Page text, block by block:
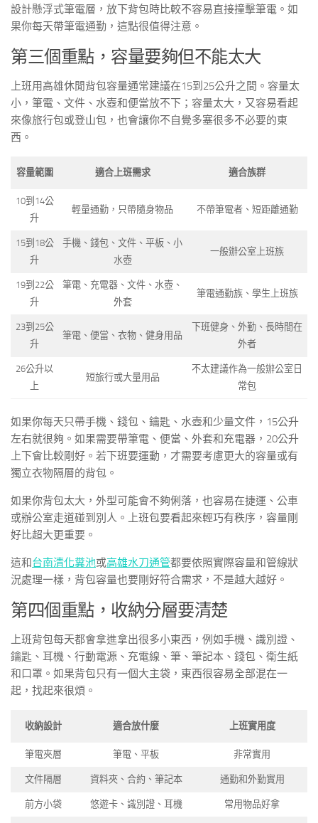
設計懸浮式筆電層，放下背包時比較不容易直接撞擊筆電。如
果你每天帶筆電通勤，這點很值得注意。
第三個重點，容量要夠但不能太大
上班用高雄休閒背包容量通常建議在15到25公升之間。容量太
小，筆電、文件、水壺和便當放不下；容量太大，又容易看起
來像旅行包或登山包，也會讓你不自覺多塞很多不必要的東
西。
容量範圍 適合上班需求 適合族群
10到14公
升
輕量通勤，只帶隨身物品 不帶筆電者、短距離通勤
15到18公
升
手機、錢包、文件、平板、小
水壺
一般辦公室上班族
19到22公
升
筆電、充電器、文件、水壺、
外套
筆電通勤族、學生上班族
23到25公
升
筆電、便當、衣物、健身用品
下班健身、外勤、長時間在
外者
26公升以
上
短旅行或大量用品
不太建議作為一般辦公室日
常包
如果你每天只帶手機、錢包、鑰匙、水壺和少量文件，15公升
左右就很夠。如果需要帶筆電、便當、外套和充電器，20公升
上下會比較剛好。若下班要運動，才需要考慮更大的容量或有
獨立衣物隔層的背包。
如果你背包太大，外型可能會不夠俐落，也容易在捷運、公車
或辦公室走道碰到別人。上班包要看起來輕巧有秩序，容量剛
好比超大更重要。
這和台南清化糞池或高雄水刀通管都要依照實際容量和管線狀
況處理一樣，背包容量也要剛好符合需求，不是越大越好。
第四個重點，收納分層要清楚
上班背包每天都會拿進拿出很多小東西，例如手機、識別證、
鑰匙、耳機、行動電源、充電線、筆、筆記本、錢包、衛生紙
和口罩。如果背包只有一個大主袋，東西很容易全部混在一
起，找起來很煩。
收納設計 適合放什麼 上班實用度
筆電夾層 筆電、平板 非常實用
文件隔層 資料夾、合約、筆記本 通勤和外勤實用
前方小袋 悠遊卡、識別證、耳機 常用物品好拿